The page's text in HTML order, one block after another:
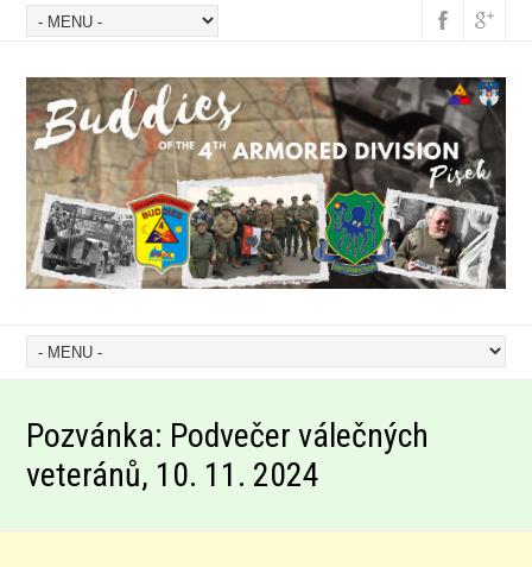
Pozvánka: Podvečer válečných
veteránů, 10. 11. 2024